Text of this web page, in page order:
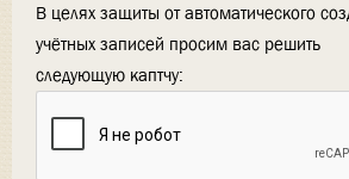
В целях защиты от автоматического
учётных записей просим вас решить
следующую каптчу: